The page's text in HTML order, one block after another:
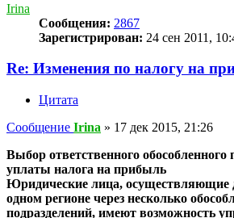
Irina
Сообщения: 2867
Зарегистрирован: 24 сен 2011,
Re: Изменения по налогу на
Цитата
Сообщение Irina » 17 дек 2015, 21:26
Выбор ответственного обособленного
уплаты налога на прибыль
Юридические лица, осуществляющие
одном регионе через несколько
подразделений, имеют возможность